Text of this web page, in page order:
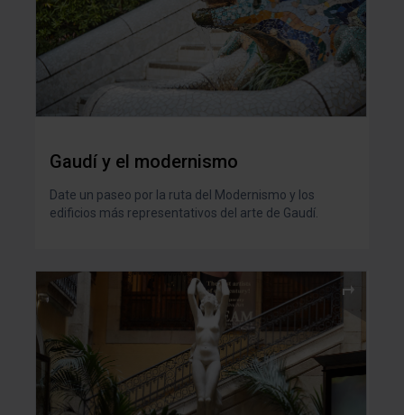
Gaudí y el modernismo
Date un paseo por la ruta del Modernismo y los
edificios más representativos del arte de Gaudí.